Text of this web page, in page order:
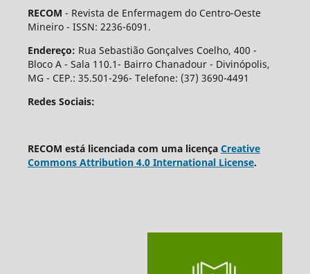
RECOM - Revista de Enfermagem do Centro-Oeste
Mineiro - ISSN: 2236-6091.
Endereço: Rua Sebastião Gonçalves Coelho, 400 -
Bloco A - Sala 110.1- Bairro Chanadour - Divinópolis,
MG - CEP.: 35.501-296- Telefone: (37) 3690-4491
Redes Sociais:
RECOM está licenciada com uma licença Creative
Commons Attribution 4.0 International License.